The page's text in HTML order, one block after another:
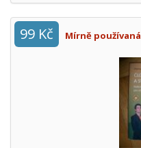
99 Kč Mírně používaná